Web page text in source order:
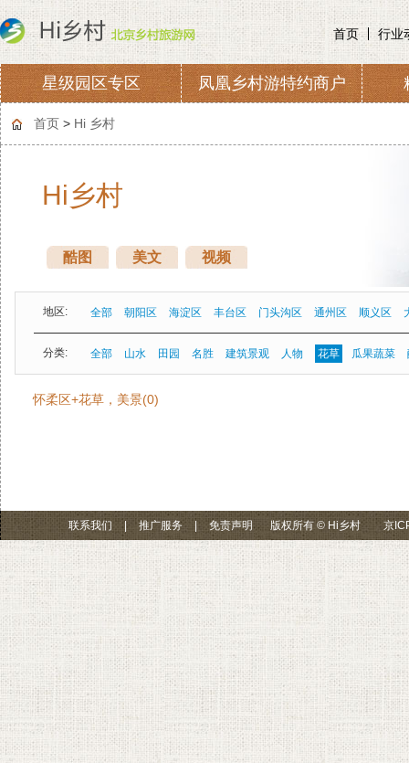
首页 行业
星级园区专区 凤凰乡村游特约商户
协会章程
首页 > Hi 乡村
Hi乡村
酷图 美文 视频
地区: 全部 朝阳区 海淀区 丰台区 门头沟区 通州区 顺义区
分类: 全部 山水 田园 名胜 建筑景观 人物 花草 瓜果蔬菜
怀柔区+花草，美景(0)
联系我们 | 推广服务 免责声明 版权所有 © Hi乡村 京